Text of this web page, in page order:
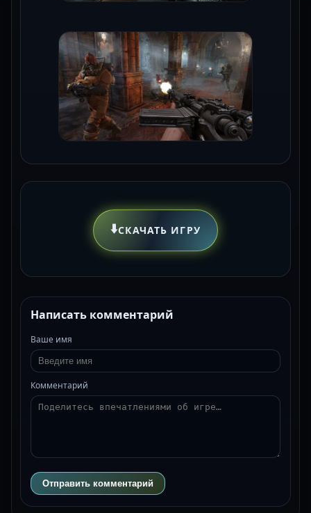
⬇️СКАЧАТЬ ИГРУ
Написать комментарий
Ваше имя
Комментарий
Отправить комментарий